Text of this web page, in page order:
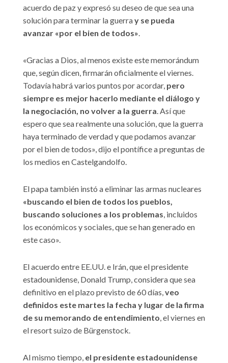
acuerdo de paz y expresó su deseo de que sea una
solución para terminar la guerray se pueda
avanzar «por el bien de todos»
«Gracias a Dios, al menos existe este memorándum
que, según dicen, firmarán oficialmente el viernes.
Todavía habrá varios puntos por acordar, pero
siempre es mejor hacerlo mediante el diálogo y
la negociación, no volver a la guerra . Así que
espero que sea realmente una solución, que la guerra
haya terminado de verdad y que podamos avanzar
por el bien de todos», dijo el pontífice a preguntas de
los medios en Castelgandolfo.
El papa también instó a eliminar las armas nucleares
«buscando el bien de todos los pueblos,
buscando soluciones a los problemas , incluidos
los económicos y sociales, que se han generado en
este caso».
El acuerdo entre EE.UU. e Irán, que el presidente
estadounidense, Donald Trump, considera que sea
definitivo en el plazo previsto de 60 días, veo
definidos este martes la fecha y lugar de la firma
de su memorando de entendimiento , el viernes en
el resort suizo de Bürgenstock.
Al mismo tiempo, el presidente estadounidense